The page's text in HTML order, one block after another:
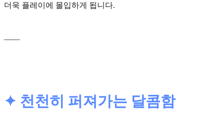
더욱 플레이에 몰입하게 됩니다.
✦ 천천히 퍼져가는 달콤함